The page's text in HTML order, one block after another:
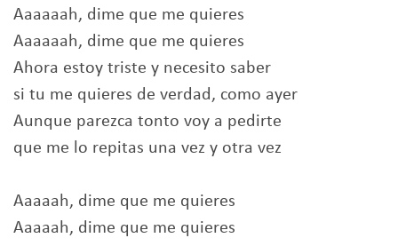
Aaaaaah, dime que me quieres
Aaaaaah, dime que me quieres
Ahora estoy triste y necesito saber
si tu me quieres de verdad, como ayer
Aunque parezca tonto voy a pedirte
que me lo repitas una vez y otra vez
Aaaaah, dime que me quieres
Aaaaah, dime que me quieres